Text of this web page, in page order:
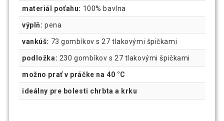
materiál poťahu: 100% bavlna
výplň: pena
vankúš: 73 gombíkov s 27 tlakovými špičkami
podložka: 230 gombíkov s 27 tlakovými špičkami
možno prať v práčke na 40 °C
ideálny pre bolesti chrbta a krku